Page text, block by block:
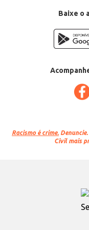
Baixe o
Racismo é crime.
Civil mais